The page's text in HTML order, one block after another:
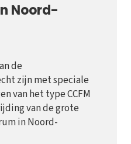
Noord-
de
zijn met speciale
van het type CCFM
van de grote
in Noord-